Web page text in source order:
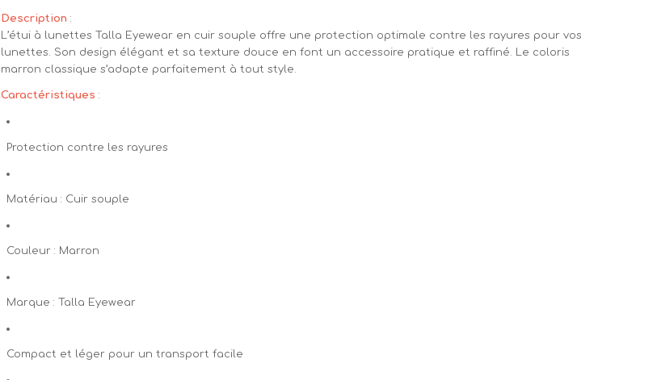
Description :
L’étui à lunettes Talla Eyewear en cuir souple offre une protection optimale contre les rayures pour vos
lunettes. Son design élégant et sa texture douce en font un accessoire pratique et raffiné. Le coloris
marron classique s’adapte parfaitement à tout style.
Caractéristiques :
Protection contre les rayures
Matériau : Cuir souple
Couleur : Marron
Marque : Talla Eyewear
Compact et léger pour un transport facile